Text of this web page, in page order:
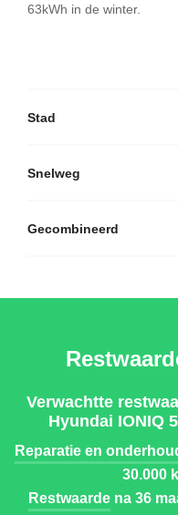
63kWh in de winter.
Stad
Snelweg
Gecombineerd
Verwachtte
Hyundai IONIQ
Reparatie en
30.000
Restwaardena 36